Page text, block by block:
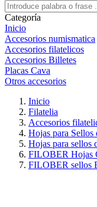
Categoría
Inicio
Accesorios numismatica
Accesorios filatelicos
Accesorios Billetes
Placas Cava
Otros accesorios
Inicio
Filatelia
Accesorios
Hojas para Sellos
Hojas para sellos
FILOBER Hojas
FILOBER sellos